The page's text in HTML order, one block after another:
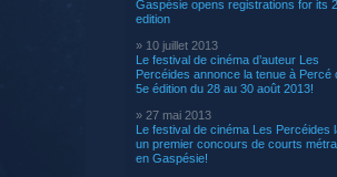
Gaspésie opens registrations for its
edition
» 10 juillet 2013
Le festival de cinéma d’auteur Les
Percéides annonce la tenue à Percé
5e édition du 28 au 30 août 2013!
» 27 mai 2013
Le festival de cinéma Les Percéides
un premier concours de courts
en Gaspésie!